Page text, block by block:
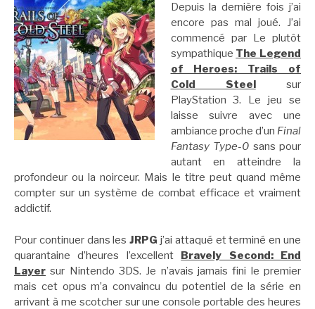
Depuis la dernière fois j’ai
encore pas mal joué. J’ai
commencé par Le plutôt
sympathique The Legend
of Heroes: Trails of
Cold Steelsur
PlayStation 3. Le jeu se
laisse suivre avec une
ambiance proche d’un Final
Fantasy Type-0 sans pour
autant en atteindre la
profondeur ou la noirceur. Mais le titre peut quand même
compter sur un système de combat efficace et vraiment
addictif.
Pour continuer dans lesJRPG j’ai attaqué et terminé en une
quarantaine d’heures l’excellent Bravely Second: End
Layer sur Nintendo 3DS. Je n’avais jamais fini le premier
mais cet opus m’a convaincu du potentiel de la série en
arrivant à me scotcher sur une console portable des heures